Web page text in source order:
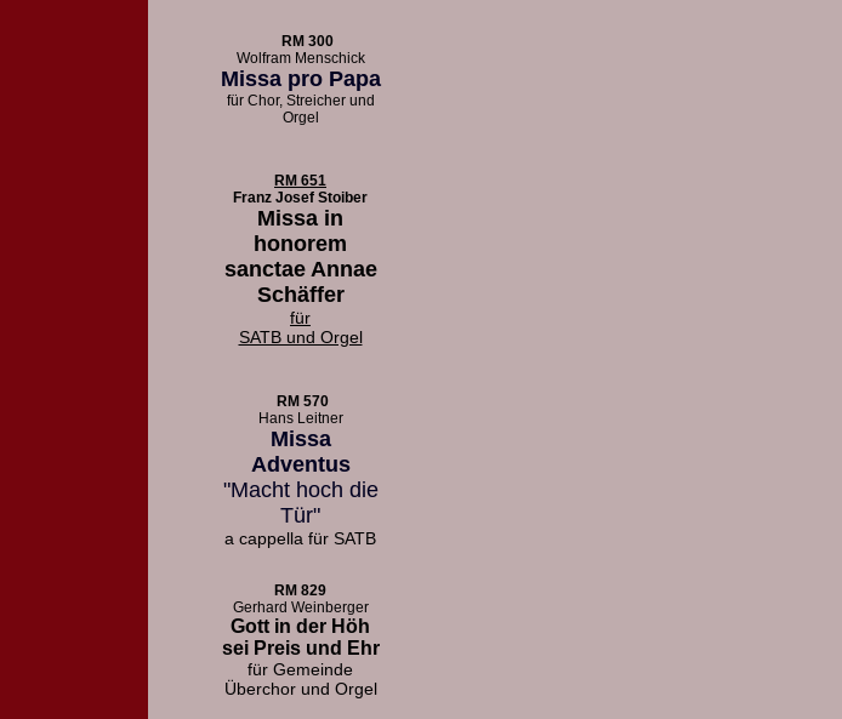
RM 300
Wolfram Menschick
Missa pro Papa
für Chor, Streicher und
Orgel
RM 651
Franz Josef Stoiber
Missa in
honorem
sanctae Annae
Schäffer
für
SATB und Orgel
RM 570
Hans Leitner
Missa
Adventus
"Macht hoch die
Tür"
a cappella für SATB
RM 829
Gerhard Weinberger
Gott in der Höh
sei Preis und Ehr
für Gemeinde
Überchor und Orgel